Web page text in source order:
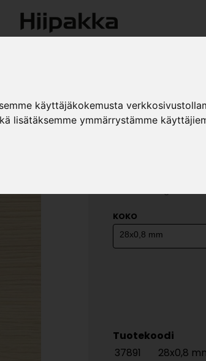
käyttäjäkokemusta
lisätäksemme ymmärrystämme
KOKO
Tuotekoodi
37891
28x0,8